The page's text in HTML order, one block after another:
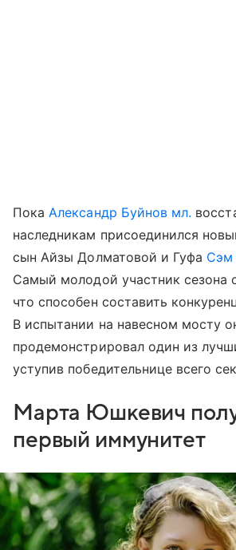
Пока Александр Буйнов мл.
наследникам присоединился
сын Айзы Долматовой и Гуфа Сэм
Самый молодой участник сезона
что способен составить
В испытании на навесном мосту
продемонстрировал один из
уступив победительнице всего
Марта Юшкевич
первый иммунитет